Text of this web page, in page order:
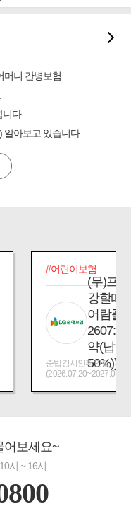
료보장
대 가입
머니 간병보험
다.
알아보고 있습니다
#어린이보험
(무)프
강할때
어람플
2607:
약(납입
50%))
준법감시인확인필_제
어보세요~
시 ~ 16시